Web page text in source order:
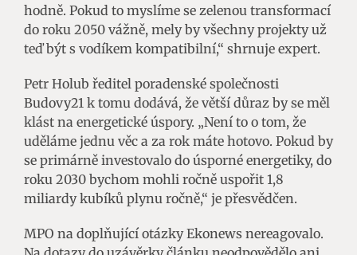
hodně. Pokud to myslíme se zelenou transformací
do roku 2050 vážně, mely by všechny projekty už
teď být s vodíkem kompatibilní,“ shrnuje expert.
Petr Holub ředitel poradenské společnosti
Budovy21 k tomu dodává, že větší důraz by se měl
klást na energetické úspory. „Není to o tom, že
uděláme jednu věc a za rok máte hotovo. Pokud by
se primárně investovalo do úsporné energetiky, do
roku 2030 bychom mohli ročně uspořit 1,8
miliardy kubíků plynu ročně,“ je přesvědčen.
MPO na doplňující otázky Ekonews nereagovalo.